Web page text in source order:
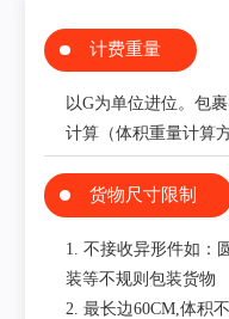
计费重量
以G为单位进位。包
计算（体积重量计算
货物尺寸限制
1. 不接收异形件如：
装等不规则包装货物
2. 最长边60CM,体积